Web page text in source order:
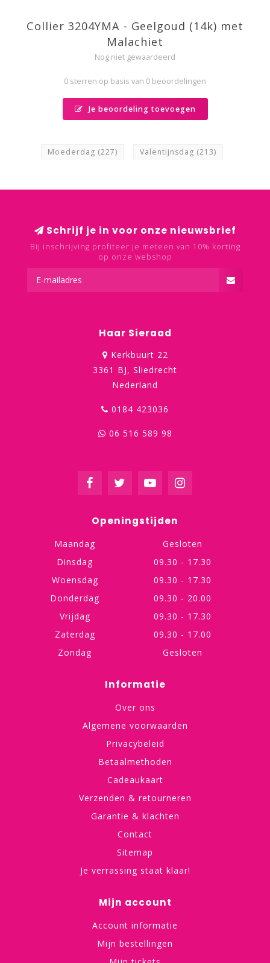
Collier 3204YMA - Geelgoud (14k) met
Malachiet
Nog niet gewaardeerd
0 sterren op basis van 0 beoordelingen
Je beoordeling toevoegen
Moederdag (227) Valentijnsdag (213)
Schrijf je in voor onze nieuwsbrief
Bij inschrijving profiteer je meteen van 10% korting
op onze webshop
Haar Sieraad
Kerkbuurt 22
3361 BJ, Sliedrecht
Nederland
0184 423036
06 516 589 98
Openingstijden
Maandag
Gesloten
Dinsdag
09.30 - 17.30
Woensdag
09.30 - 17.30
Donderdag
09.30 - 20.00
Vrijdag
09.30 - 17.30
Zaterdag
09.30 - 17.00
Zondag
Gesloten
Informatie
Over ons
Algemene voorwaarden
Privacybeleid
Betaalmethoden
Cadeaukaart
Verzenden & retourneren
Garantie & klachten
Contact
Sitemap
Je verrassing staat klaar!
Mijn account
Account informatie
Mijn bestellingen